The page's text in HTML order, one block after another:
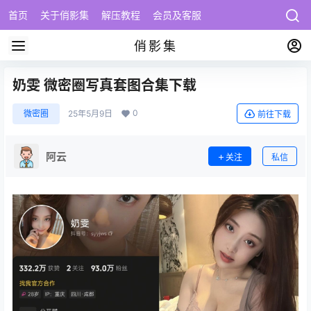
首页 关于俏影集 解压教程 会员及客服
俏影集
奶雯 微密圈写真套图合集下载
微密圈 25年5月9日 0 前往下载
阿云 关注 私信